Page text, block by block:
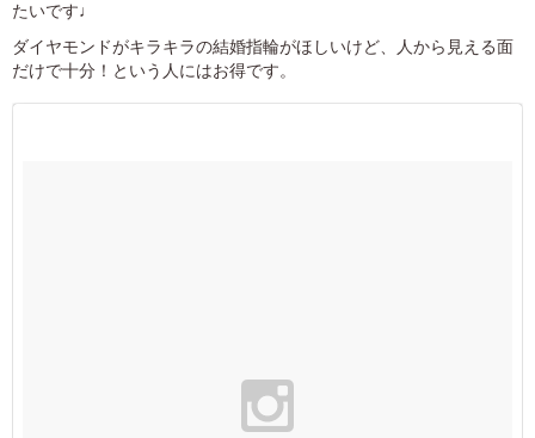
たいです♩
ダイヤモンドがキラキラの結婚指輪がほしいけど、人から見える面
だけで十分！という人にはお得です。